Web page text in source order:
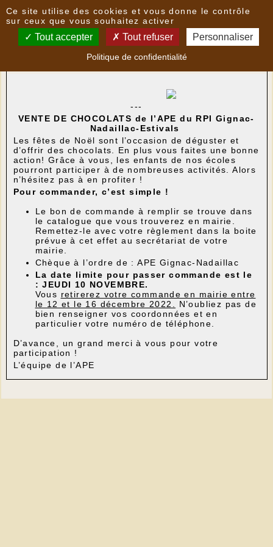
Nouvelles
VENTE DE CHOCOLATS de l’APE du RPI Gignac-
---
VENTE DE CHOCOLATS de l’APE du RPI Gignac-
Nadaillac-Estivals
Les fêtes de Noël sont l’occasion de déguster et
d’offrir des chocolats. En plus vous faites une bonne
action! Grâce à vous, les enfants de nos écoles
pourront participer à de nombreuses activités. Alors
n’hésitez pas à en profiter !
Pour commander, c’est simple !
Le bon de commande à remplir se trouve dans
le catalogue que vous trouverez en mairie.
Remettez-le avec votre règlement dans la boite
prévue à cet effet au secrétariat de votre
mairie.
Chèque à l’ordre de : APE Gignac-Nadaillac
La date limite pour passer commande est le
: JEUDI 10 NOVEMBRE.
Vous retirerez votre commande en mairie entre
le 12 et le 16 décembre 2022. N’oubliez pas de
bien renseigner vos coordonnées et en
particulier votre numéro de téléphone.
D’avance, un grand merci à vous pour votre
participation !
L’équipe de l’APE
Ce site utilise des cookies et vous donne le contrôle
sur ceux que vous souhaitez activer
Tout accepter Tout refuser Personnaliser
Politique de confidentialité